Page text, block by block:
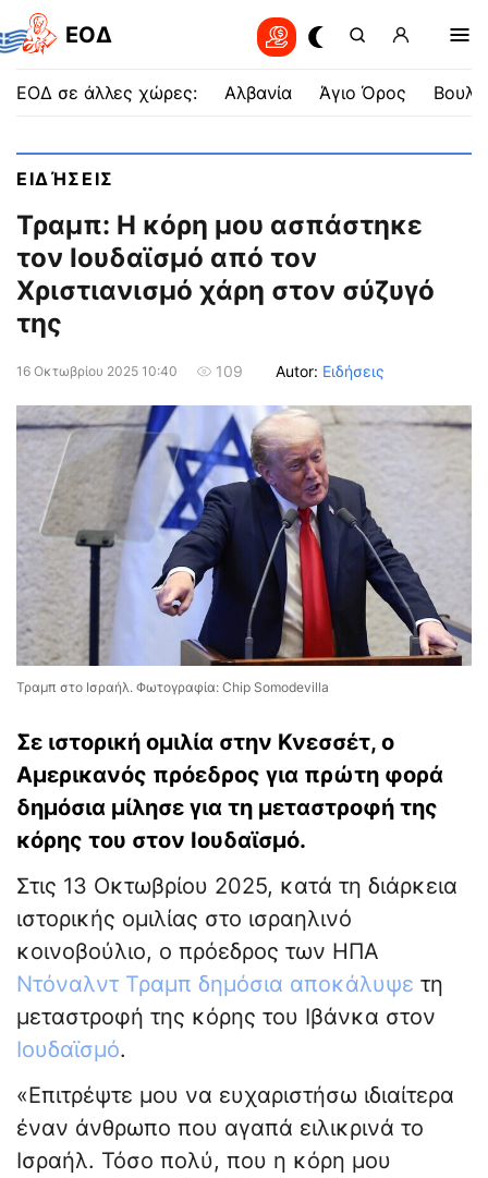
EOΔ
ΕΟΔ σε άλλες χώρες: Αλβανία Άγιο Όρος
ΕΙΔΉΣΕΙΣ
Τραμπ: Η κόρη μου ασπάστηκε
τον Ιουδαϊσμό από τον
Χριστιανισμό χάρη στον σύζυγό
της
16 Οκτωβρίου 2025 10:40 109 Autor: Ειδήσεις
Τραμπ στο Ισραήλ. Φωτογραφία: Chip Somodevilla
Σε ιστορική ομιλία στην Κνεσσέτ, ο
Αμερικανός πρόεδρος για πρώτη φορά
δημόσια μίλησε για τη μεταστροφή της
κόρης του στον Ιουδαϊσμό.
Στις 13 Οκτωβρίου 2025, κατά τη διάρκεια
ιστορικής ομιλίας στο ισραηλινό
κοινοβούλιο, ο πρόεδρος των ΗΠΑ
Ντόναλντ Τραμπ δημόσια αποκάλυψε τη
μεταστροφή της κόρης του Ιβάνκα στον
Ιουδαϊσμό.
«Επιτρέψτε μου να ευχαριστήσω ιδιαίτερα
έναν άνθρωπο που αγαπά ειλικρινά το
Ισραήλ. Τόσο πολύ, που η κόρη μου